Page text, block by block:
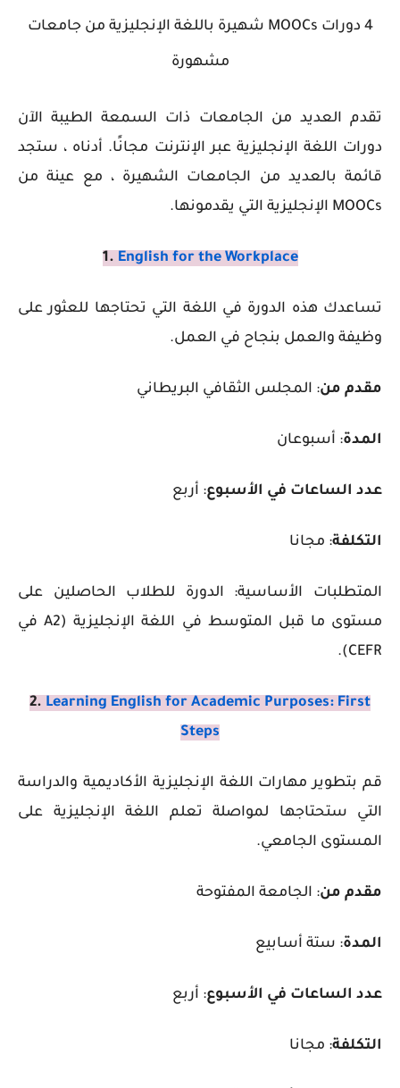
4 دورات MOOCs شهيرة باللغة الإنجليزية من جامعات
مشهورة
تقدم العديد من الجامعات ذات السمعة الطيبة الآن
دورات اللغة الإنجليزية عبر الإنترنت مجانًا. أدناه ، ستجد
قائمة بالعديد من الجامعات الشهيرة ، مع عينة من
MOOCs الإنجليزية التي يقدمونها.
1. English for the Workplace
تساعدك هذه الدورة في اللغة التي تحتاجها للعثور على
وظيفة والعمل بنجاح في العمل.
مقدم من: المجلس الثقافي البريطاني
المدة: أسبوعان
عدد الساعات في الأسبوع: أربع
التكلفة: مجانا
المتطلبات الأساسية: الدورة للطلاب الحاصلين على
مستوى ما قبل المتوسط ​​في اللغة الإنجليزية (A2 في
CEFR).
2. Learning English for Academic Purposes: First
Steps
قم بتطوير مهارات اللغة الإنجليزية الأكاديمية والدراسة
التي ستحتاجها لمواصلة تعلم اللغة الإنجليزية على
المستوى الجامعي.
مقدم من: الجامعة المفتوحة
المدة: ستة أسابيع
عدد الساعات في الأسبوع: أربع
التكلفة: مجانا